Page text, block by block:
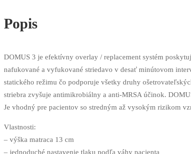
Popis
DOMUS 3 je efektívny overlay / replacement systém
nafukované a vyfukované striedavo v desať minútovom
statického režimu čo podporuje všetky druhy
striebra zvyšuje antimikrobiálny a anti-MRSA účinok.
Je vhodný pre pacientov so stredným až vysokým rizikom
Vlastnosti:
– výška matraca 13 cm
– jednoduché nastavenie tlaku podľa váhy pacienta